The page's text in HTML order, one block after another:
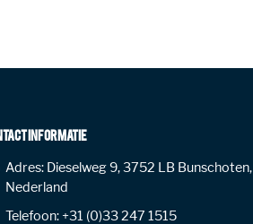
INFORMATIE
Adres: Dieselweg 9, 3752 LB Bunschoten,
Nederland
Telefoon: +31 (0)33 247 1515